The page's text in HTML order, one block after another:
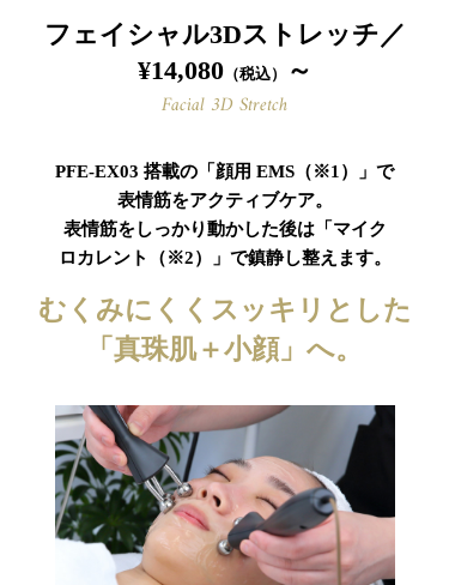
フェイシャル3Dストレッチ／
¥14,080（税込） ～
Facial 3D Stretch
PFE-EX03 搭載の「顔用 EMS（※1）」で
表情筋をアクティブケア。
表情筋をしっかり動かした後は「マイク
ロカレント（※2）」で鎮静し整えます。
むくみにくくスッキリとした
「真珠肌＋小顔」へ。